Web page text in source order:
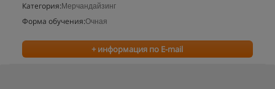
Категория: Мерчандайзинг
Форма обучения:Очная
+ информация по E-mail